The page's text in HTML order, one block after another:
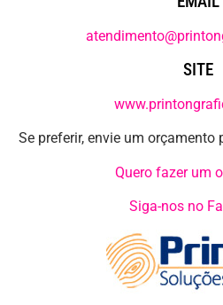
SITE
Se preferir, envie um
Quero fazer um
Siga-nos no